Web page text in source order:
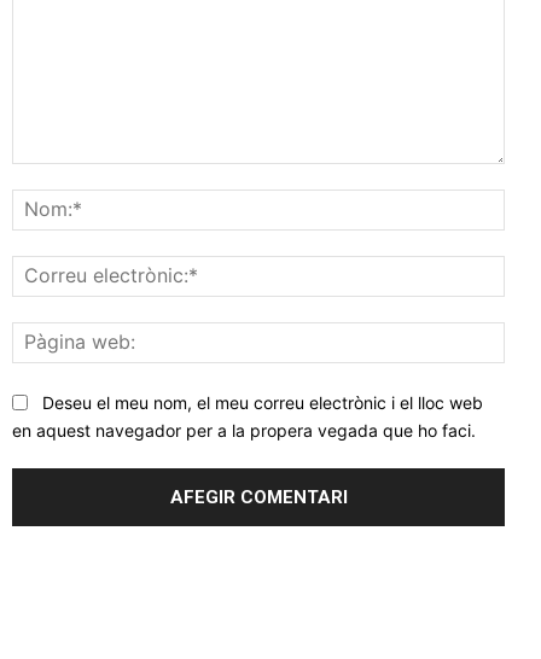
web:
Deseu el meu nom, el meu correu electrònic i el lloc web
en aquest navegador per a la propera vegada que ho faci.